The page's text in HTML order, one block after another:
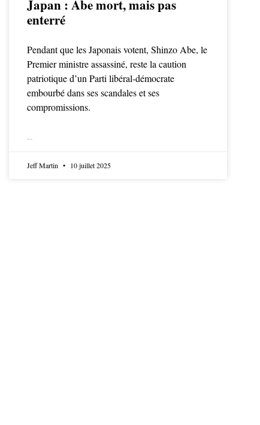
Japan : Abe mort, mais pas
enterré
Pendant que les Japonais votent, Shinzo Abe, le
Premier ministre assassiné, reste la caution
patriotique d’un Parti libéral-démocrate
embourbé dans ses scandales et ses
compromissions.
Jeff Martin 10 juillet 2025